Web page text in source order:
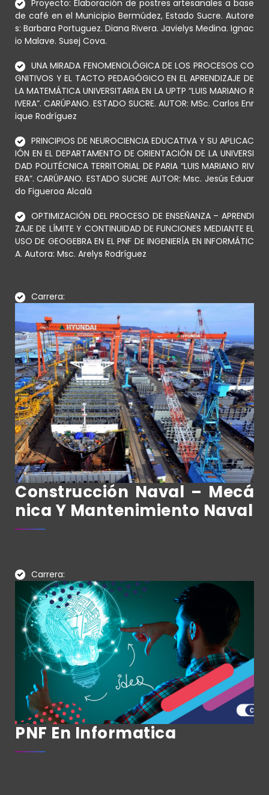
Proyecto: Elaboración de postres artesanales a base
de café en el Municipio Bermúdez, Estado Sucre. Autore
s: Barbara Portuguez. Diana Rivera. Javielys Medina. Ignac
io Malave. Susej Cova.
UNA MIRADA FENOMENOLÓGICA DE LOS PROCESOS CO
GNITIVOS Y EL TACTO PEDAGÓGICO EN EL APRENDIZAJE DE
LA MATEMÁTICA UNIVERSITARIA EN LA UPTP “LUIS MARIANO R
IVERA”. CARÚPANO. ESTADO SUCRE. AUTOR: MSc. Carlos Enr
ique Rodríguez
PRINCIPIOS DE NEUROCIENCIA EDUCATIVA Y SU APLICAC
IÓN EN EL DEPARTAMENTO DE ORIENTACIÓN DE LA UNIVERSI
DAD POLITÉCNICA TERRITORIAL DE PARIA “LUIS MARIANO RIV
ERA”. CARÚPANO. ESTADO SUCRE AUTOR: Msc. Jesús Eduar
do Figueroa Alcalá
OPTIMIZACIÓN DEL PROCESO DE ENSEÑANZA – APRENDI
ZAJE DE LÍMITE Y CONTINUIDAD DE FUNCIONES MEDIANTE EL
USO DE GEOGEBRA EN EL PNF DE INGENIERÍA EN INFORMÁTIC
A. Autora: Msc. Arelys Rodríguez
Carrera:
Construcción Naval – Mecá
Nica Y Mantenimiento Naval
Carrera:
PNF En Informatica